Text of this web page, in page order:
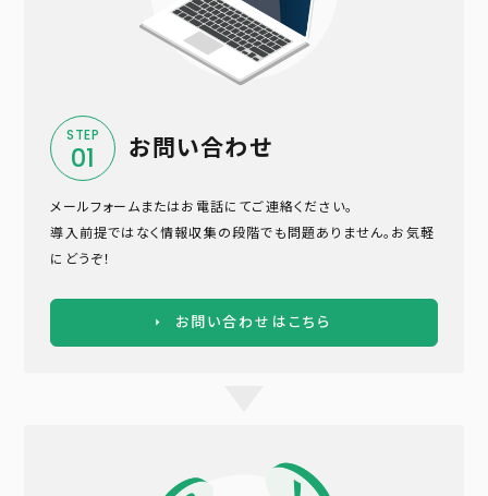
STEP
01 お問い合わせ
メールフォームまたはお電話にてご連絡ください。
導入前提ではなく情報収集の段階でも問題ありません。お気軽
にどうぞ！
お問い合わせはこちら